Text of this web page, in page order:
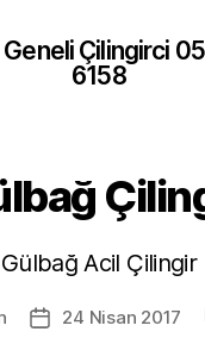
Çilingirci
6158
Gülbağ Acil Çilingir
Yazı24 Nisan 2017